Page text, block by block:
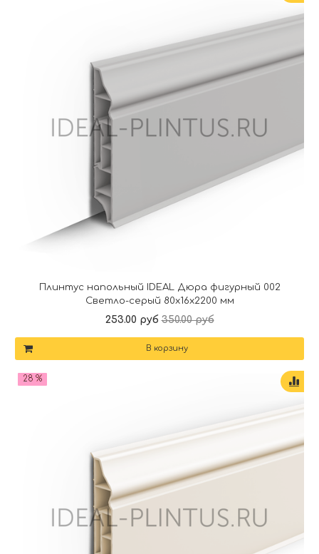
Плинтус напольный IDEAL Дюра фигурный 002
Светло-серый 80x16x2200 мм
253.00 руб 350.00 руб
В корзину
28 %